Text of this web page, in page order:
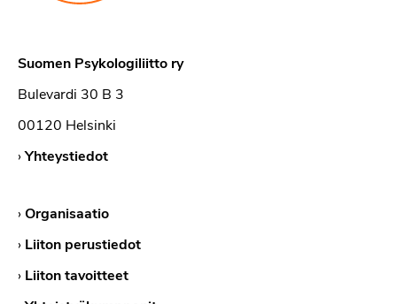
Suomen Psykologiliitto ry
Bulevardi 30 B 3
00120 Helsinki
›Yhteystiedot
›Organisaatio
› Liiton perustiedot
› Liiton tavoitteet